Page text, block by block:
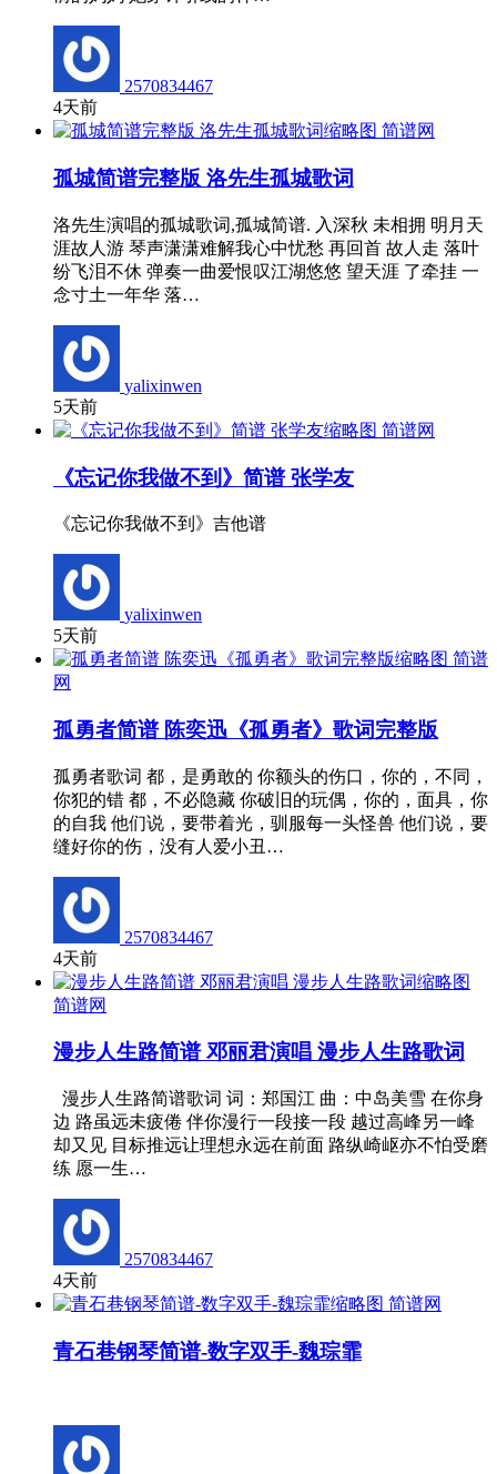
2570834467
4天前
简谱网
孤城简谱完整版 洛先生孤城歌词
洛先生演唱的孤城歌词,孤城简谱. 入深秋 未相拥 明月天
涯故人游 琴声潇潇难解我心中忧愁 再回首 故人走 落叶
纷飞泪不休 弹奏一曲爱恨叹江湖悠悠 望天涯 了牵挂 一
念寸土一年华 落…
yalixinwen
5天前
简谱网
《忘记你我做不到》简谱 张学友
《忘记你我做不到》吉他谱
yalixinwen
5天前
简谱
网
孤勇者简谱 陈奕迅《孤勇者》歌词完整版
孤勇者歌词 都，是勇敢的 你额头的伤口，你的，不同，
你犯的错 都，不必隐藏 你破旧的玩偶，你的，面具，你
的自我 他们说，要带着光，驯服每一头怪兽 他们说，要
缝好你的伤，没有人爱小丑…
2570834467
4天前
简谱网
漫步人生路简谱 邓丽君演唱 漫步人生路歌词
漫步人生路简谱歌词 词：郑国江 曲：中岛美雪 在你身
边 路虽远未疲倦 伴你漫行一段接一段 越过高峰另一峰
却又见 目标推远让理想永远在前面 路纵崎岖亦不怕受磨
练 愿一生…
2570834467
4天前
简谱网
青石巷钢琴简谱-数字双手-魏琮霏